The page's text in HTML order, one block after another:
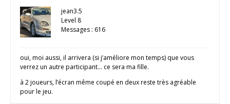
jean3.5
Level 8
Messages : 616
oui, moi aussi, il arrivera (si j’améliore mon temps) que vous
verrez un autre participant… ce sera ma fille.
à 2 joueurs, l’écran même coupé en deux reste très agréable
pour le jeu.